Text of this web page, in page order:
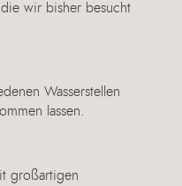
wir bisher besucht
Wasserstellen
lassen.
großartigen